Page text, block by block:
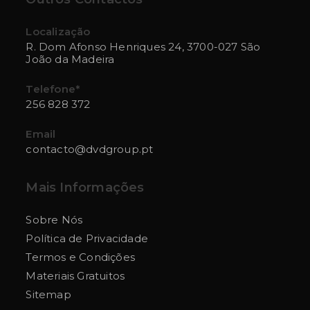
new
tab
new
tab
new
tab
new
tabtab
Localização
R. Dom Afonso Henriques 24, 3700-027 São
João da Madeira
Telefone*
256 828 372
in
your
Email
contacto@dvdgroup.ptOpens
Mais Informações
Sobre Nós
Política de Privacidade
Termos e Condições
Materiais Gratuitos
Sitemap